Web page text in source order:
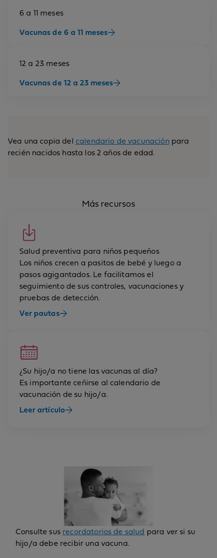
6 a 11 meses
Vacunas de 6 a 11 meses
12 a 23 meses
Vacunas de 12 a 23 meses
Vea una copia del calendario de vacunaciónpara
recién nacidos hasta los 2 años de edad.
Más recursos
Salud preventiva para niños pequeños
Los niños crecen a pasitos de bebé y luego a
pasos agigantados. Le facilitamos el
seguimiento de sus controles, vacunaciones y
pruebas de detección.
Ver pautas
¿Su hijo/a no tiene las vacunas al día?
Es importante ceñirse al calendario de
vacunación de su hijo/a.
Leer artículo
Consulte sus recordatorios de salud para ver si su
hijo/a debe recibir una vacuna.